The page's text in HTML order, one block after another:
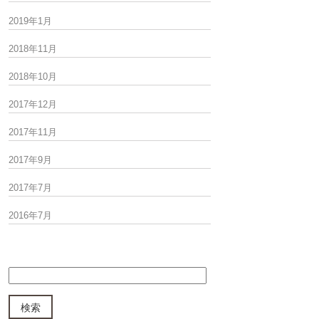
2019年1月
2018年11月
2018年10月
2017年12月
2017年11月
2017年9月
2017年7月
2016年7月